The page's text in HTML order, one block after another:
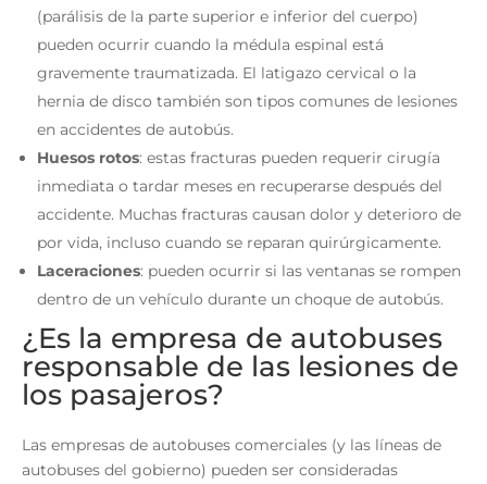
(parálisis de la parte superior e inferior del cuerpo)
pueden ocurrir cuando la médula espinal está
gravemente traumatizada. El latigazo cervical o la
hernia de disco también son tipos comunes de lesiones
en accidentes de autobús.
Huesos rotos: estas fracturas pueden requerir cirugía
inmediata o tardar meses en recuperarse después del
accidente. Muchas fracturas causan dolor y deterioro de
por vida, incluso cuando se reparan quirúrgicamente.
Laceraciones: pueden ocurrir si las ventanas se rompen
dentro de un vehículo durante un choque de autobús.
¿Es la empresa de autobuses
responsable de las lesiones de
los pasajeros?
Las empresas de autobuses comerciales (y las líneas de
autobuses del gobierno) pueden ser consideradas